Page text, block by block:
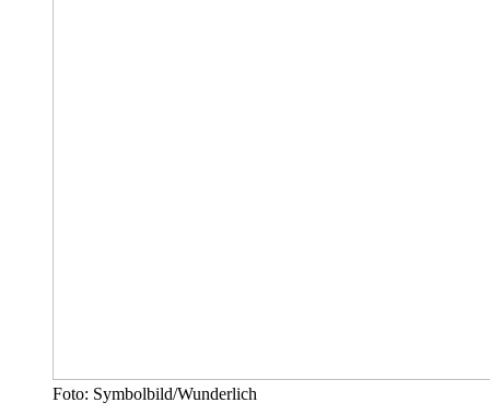
Foto: Symbolbild/Wunderlich